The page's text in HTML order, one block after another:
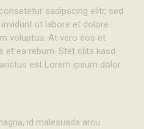
sadipscing elitr, sed
ut labore et dolore
voluptua. At vero eos et
et ea rebum. Stet clita kasd
est Lorem ipsum dolor
id malesuada arcu